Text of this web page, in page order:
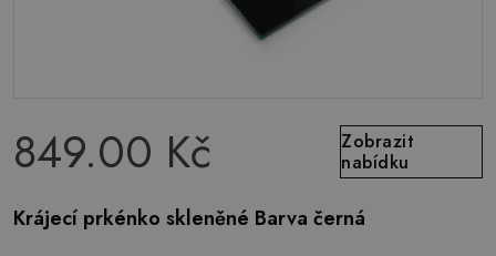
849.00 Kč
Zobrazit
nabídku
Krájecí prkénko skleněné Barva černá